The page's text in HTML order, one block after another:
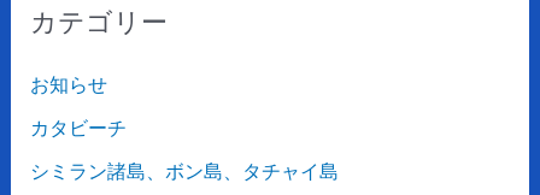
カテゴリー
お知らせ
カタビーチ
シミラン諸島、ボン島、タチャイ島